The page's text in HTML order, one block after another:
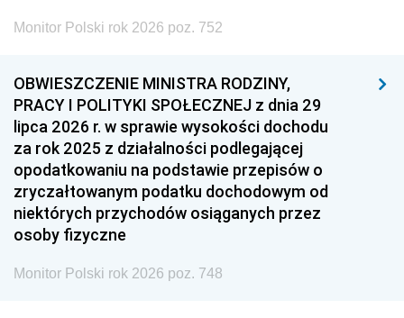
Monitor Polski rok 2026 poz. 752
OBWIESZCZENIE MINISTRA RODZINY,
PRACY I POLITYKI SPOŁECZNEJ z dnia 29
lipca 2026 r. w sprawie wysokości dochodu
za rok 2025 z działalności podlegającej
opodatkowaniu na podstawie przepisów o
zryczałtowanym podatku dochodowym od
niektórych przychodów osiąganych przez
osoby fizyczne
Monitor Polski rok 2026 poz. 748